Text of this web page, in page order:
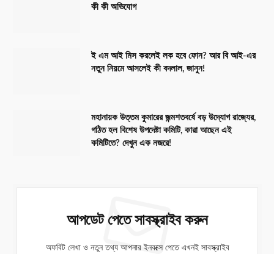
কী কী অভিযোগ
ই এম আই মিস করলেই লক হবে ফোন? আর বি আই-এর
নতুন নিয়মে আসলেই কী বদলাল, জানুন!
মহানায়ক উত্তম কুমারের জন্মশতবর্ষে বড় উদ্যোগ রাজ্যের,
গঠিত হল বিশেষ উপদেষ্টা কমিটি, কারা আছেন এই
কমিটিতে? দেখুন এক নজরে!
আপডেট পেতে সাবস্ক্রাইব করুন
অফবিট লেখা ও নতুন তথ্য আপনার ইনবক্সে পেতে এখনই সাবস্ক্রাইব